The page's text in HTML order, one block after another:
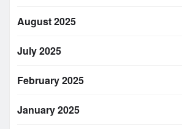
August 2025
July 2025
February 2025
January 2025